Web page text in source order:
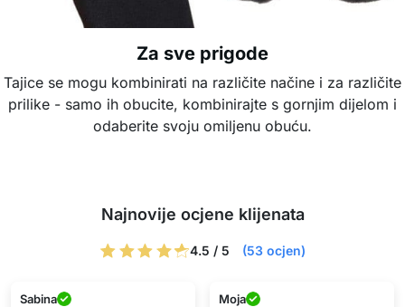
Za sve prigode
Tajice se mogu kombinirati na različite načine i za različite
prilike - samo ih obucite, kombinirajte s gornjim dijelom i
odaberite svoju omiljenu obuću.
Najnovije ocjene klijenata
4.5 / 5 (53 ocjen)
Sabina Moja